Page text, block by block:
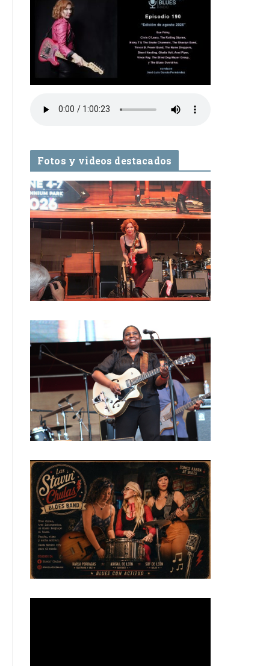
Fotos y videos destacados